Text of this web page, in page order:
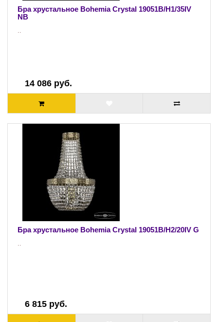
Бра хрустальное Bohemia Crystal 19051B/H1/35IV
NB
..
14 086 руб.
Бра хрустальное Bohemia Crystal 19051B/H2/20IV G
..
6 815 руб.